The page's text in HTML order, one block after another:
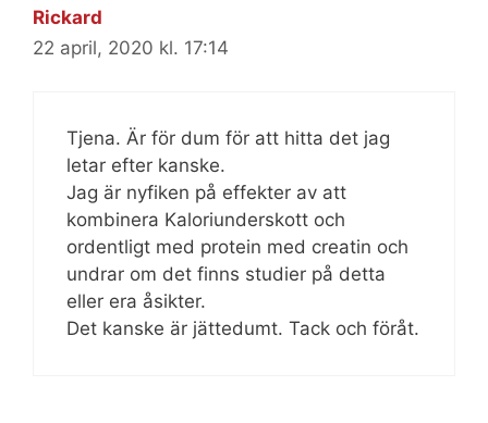
Rickard
22 april, 2020 kl. 17:14
Tjena. Är för dum för att hitta det jag
letar efter kanske.
Jag är nyfiken på effekter av att
kombinera Kaloriunderskott och
ordentligt med protein med creatin och
undrar om det finns studier på detta
eller era åsikter.
Det kanske är jättedumt. Tack och föråt.